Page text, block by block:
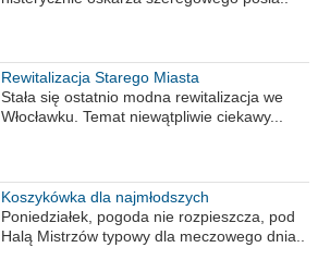
Rewitalizacja Starego Miasta
Stała się ostatnio modna rewitalizacja we
Włocławku. Temat niewątpliwie ciekawy...
Koszykówka dla najmłodszych
Poniedziałek, pogoda nie rozpieszcza, pod
Halą Mistrzów typowy dla meczowego dnia..